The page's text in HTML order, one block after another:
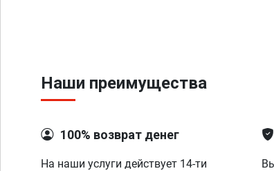
Наши преимущества
100% возврат денег
На наши услуги действует 14-ти